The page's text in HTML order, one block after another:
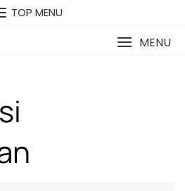
TOP MENU
MENU